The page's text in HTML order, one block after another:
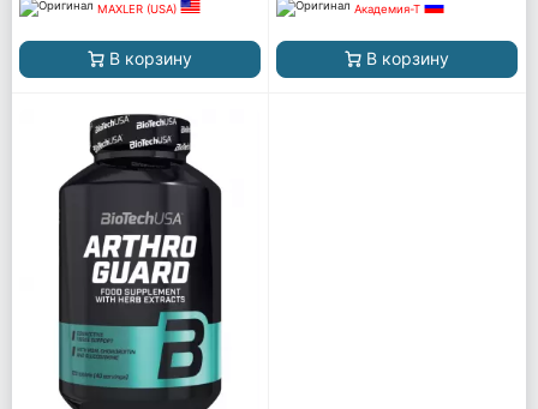
MAXLER (USA)
В корзину
Академия-Т
В корзину